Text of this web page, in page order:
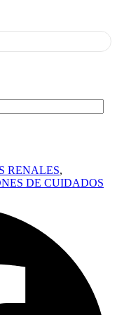
RENALES,
DE CUIDADOS